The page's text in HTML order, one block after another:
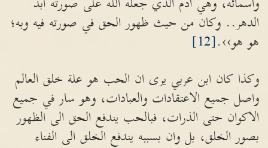
الدهر.. وكان من حيث ظهور الحق في صورته فيه وبه؛
هو هو››.[12]
وكذا كان ابن عربي يرى ان الحب هو علة خلق العالم
واصل جميع الاعتقادات والعبادات، وهو سار في جميع
الاكوان حتى الذرات، فبالحب يندفع الحق الى الظهور
بصور الخلق، بل وان بسببه يندفع الخلق الى الفناء